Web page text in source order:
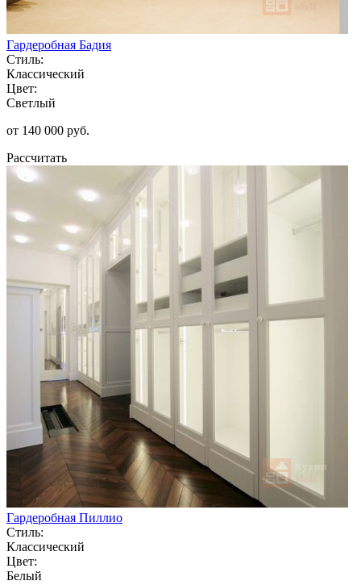
Гардеробная Бадия
Стиль:
Классический
Цвет:
Светлый
от 140 000 руб.
Рассчитать
Гардеробная Пиллио
Стиль:
Классический
Цвет:
Белый